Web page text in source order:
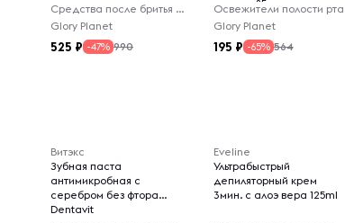
Средства после бритья мужские
Glory Planet
525 -47% 990
защита 85
Освежители полости рта
Glory Planet
195 -65% 564
Витэкс
Зубная паста
антимикробная с
серебром без фтора
Dentavit
Eveline
Ультрабыстрый
депиляторный крем
3мин. с алоэ вера 125ml